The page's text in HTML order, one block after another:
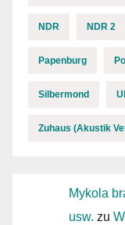
NDR NDR 2
Papenburg
Silbermond
Zuhaus (Akustik
Mykola
usw. zu